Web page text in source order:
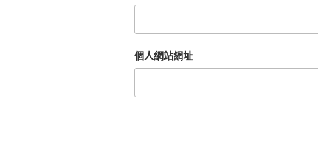
個人網站網址